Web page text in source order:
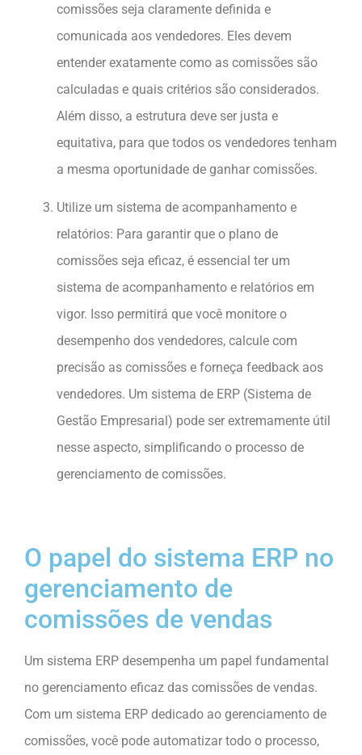
comissões seja claramente definida e
comunicada aos vendedores. Eles devem
entender exatamente como as comissões são
calculadas e quais critérios são considerados.
Além disso, a estrutura deve ser justa e
equitativa, para que todos os vendedores tenham
a mesma oportunidade de ganhar comissões.
Utilize um sistema de acompanhamento e
relatórios: Para garantir que o plano de
comissões seja eficaz, é essencial ter um
sistema de acompanhamento e relatórios em
vigor. Isso permitirá que você monitore o
desempenho dos vendedores, calcule com
precisão as comissões e forneça feedback aos
vendedores. Um sistema de ERP (Sistema de
Gestão Empresarial) pode ser extremamente útil
nesse aspecto, simplificando o processo de
gerenciamento de comissões.
O papel do sistema ERP no
gerenciamento de
comissões de vendas
Um sistema ERP desempenha um papel fundamental
no gerenciamento eficaz das comissões de vendas.
Com um sistema ERP dedicado ao gerenciamento de
comissões, você pode automatizar todo o processo,